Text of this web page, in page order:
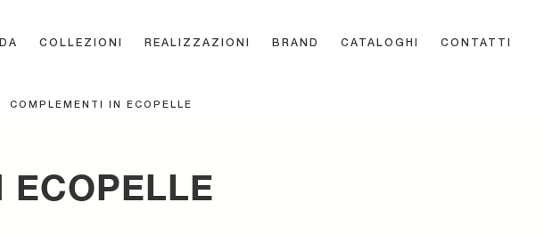
COLLEZIONI REALIZZAZIONI BRAND CATALOGHI CONTATTI
COMPLEMENTI IN ECOPELLE
ECOPELLE